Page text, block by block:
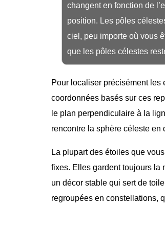
changent en fonction de
position. Les pôles
ciel, peu importe où vous
que les pôles célestes
Pour localiser précisément les
coordonnées basés sur ces
le plan perpendiculaire à la
rencontre la sphère céleste en
La plupart des étoiles que
fixes. Elles gardent toujours la
un décor stable qui sert de
regroupées en constellations,